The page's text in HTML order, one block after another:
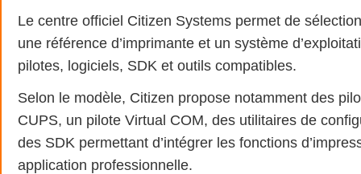
Le centre officiel Citizen Systems permet de
une référence d’imprimante et un système
pilotes, logiciels, SDK et outils compatibles.
Selon le modèle, Citizen propose notamment des
CUPS, un pilote Virtual COM, des utilitaires de
des SDK permettant d’intégrer les fonctions
application professionnelle.